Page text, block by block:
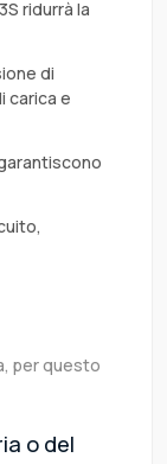
ridurrà la
di
carica e
per questo
o del